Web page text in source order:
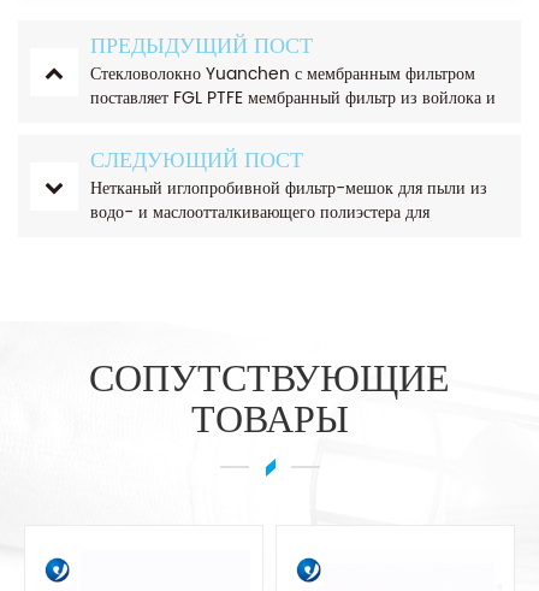
ПРЕДЫДУЩИЙ ПОСТ
Стекловолокно Yuanchen с мембранным фильтром
поставляет FGL PTFE мембранный фильтр из войлока и
СЛЕДУЮЩИЙ ПОСТ
Нетканый иглопробивной фильтр-мешок для пыли из
водо- и маслоотталкивающего полиэстера для
СОПУТСТВУЮЩИЕ
ТОВАРЫ